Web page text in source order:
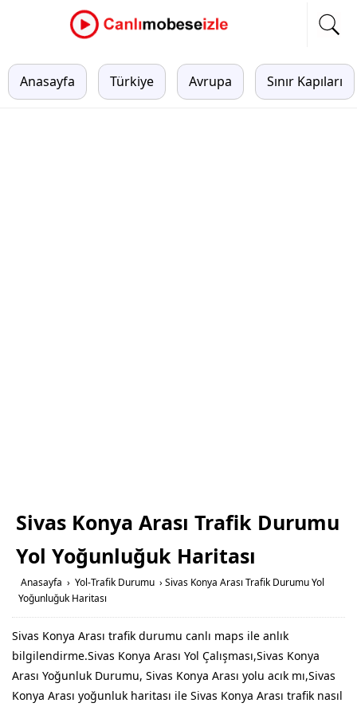
Anasayfa Türkiye Avrupa Sınır Kapıları
Sivas Konya Arası Trafik Durumu
Yol Yoğunluğuk Haritası
Anasayfa › Yol-Trafik Durumu › Sivas Konya Arası Trafik Durumu Yol
Yoğunluğuk Haritası
Sivas Konya Arası trafik durumu canlı maps ile anlık
bilgilendirme.Sivas Konya Arası Yol Çalışması,Sivas Konya
Arası Yoğunluk Durumu, Sivas Konya Arası yolu acık mı,Sivas
Konya Arası yoğunluk haritası ile Sivas Konya Arası trafik nasıl